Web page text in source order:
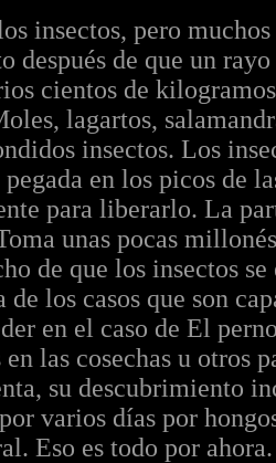
insectos, pero
después de que un
cientos de
lagartos,
insectos. Los
en los picos de
para liberarlo. La
unas pocas
de que los insectos se
los casos que son
en el caso de El
las cosechas u otros
su descubrimiento
varios días por
Eso es todo por ahora.